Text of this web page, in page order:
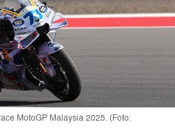
MotoGP Malaysia 2025. (Foto: